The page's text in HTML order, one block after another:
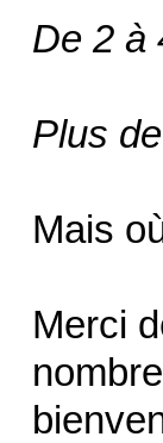
De 2 à
Plus
Mais
Merci